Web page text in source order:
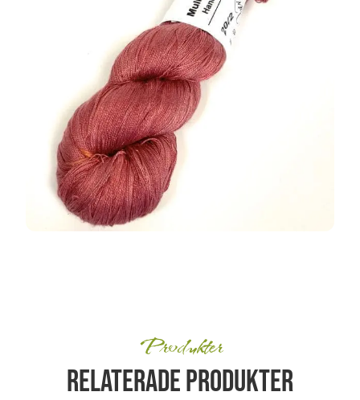
Produkter
Relaterade produkter